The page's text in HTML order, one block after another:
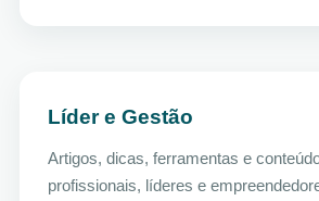
Líder e Gestão
Artigos, dicas, ferramentas e
profissionais, líderes e